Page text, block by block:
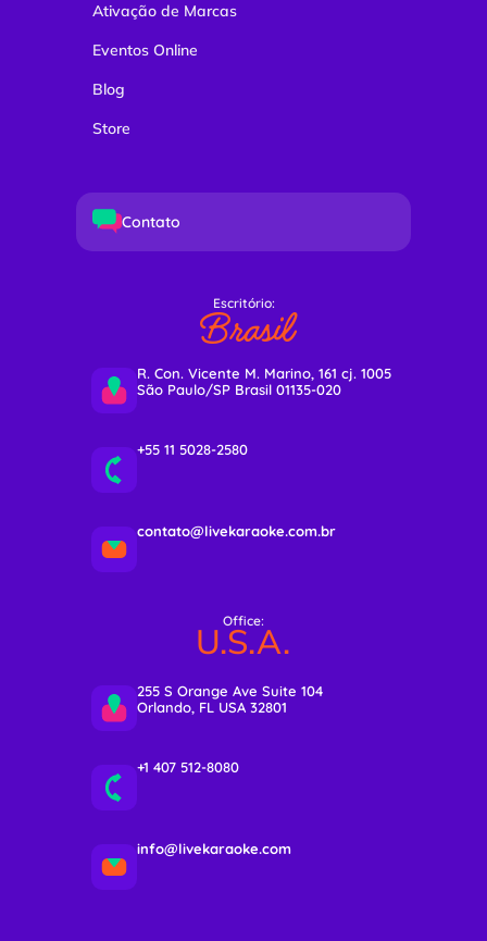
Ativação de Marcas
Eventos Online
Blog
Store
Contato
Escritório:
Brasil
R. Con. Vicente M. Marino, 161 cj. 1005
São Paulo/SP Brasil 01135-020
+55 11 5028-2580
contato@livekaraoke.com.br
Office:
U.S.A.
255 S Orange Ave Suite 104
Orlando, FL USA 32801
+1 407 512-8080
info@livekaraoke.com